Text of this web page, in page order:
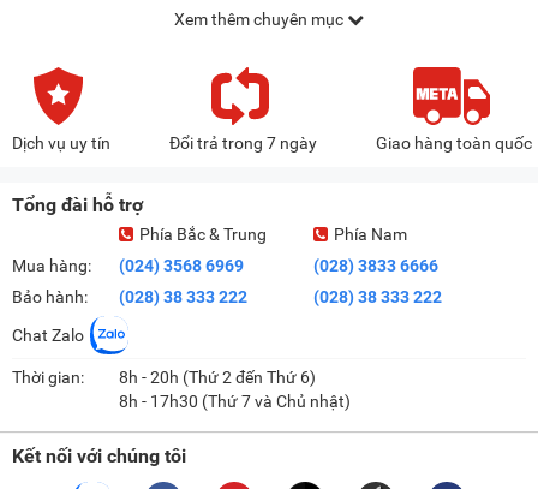
Xem thêm chuyên mục
Dịch vụ uy tín Đổi trả trong 7 ngày Giao hàng toàn quốc
Tổng đài hỗ trợ
Mua hàng:
Bảo hành:
Phía Bắc & Trung
(024) 3568 6969
(028) 38 333 222
Phía Nam
(028) 3833 6666
(028) 38 333 222
Chat Zalo
Thời gian:
8h - 20h (Thứ 2 đến Thứ 6)
8h - 17h30 (Thứ 7 và Chủ nhật)
Kết nối với chúng tôi